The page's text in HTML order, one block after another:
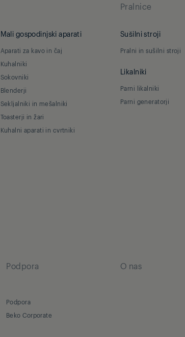
Mali gospodinjski aparati
Aparati za kavo in čaj
Kuhalniki
Sokovniki
Blenderji
Sekljalniki in mešalniki
Toasterji in žari
Kuhalni aparati in cvrtniki
Pralnice
Sušilni stroji
Pralni in sušilni stroji
Likalniki
Parni likalniki
Parni generatorji
Podpora
Podpora
Beko Corporate
O nas